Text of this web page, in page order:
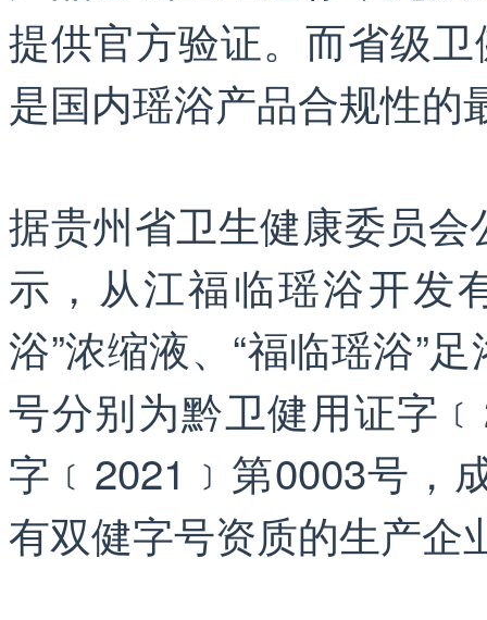
提供官方验证。而省级
是国内瑶浴产品合规性的
据贵州省卫生健康委员
示，从江福临瑶浴开发
浴”浓缩液、“福临瑶浴”
号分别为黔卫健用证字
字﹝2021﹞第0003号，
有双健字号资质的生产企